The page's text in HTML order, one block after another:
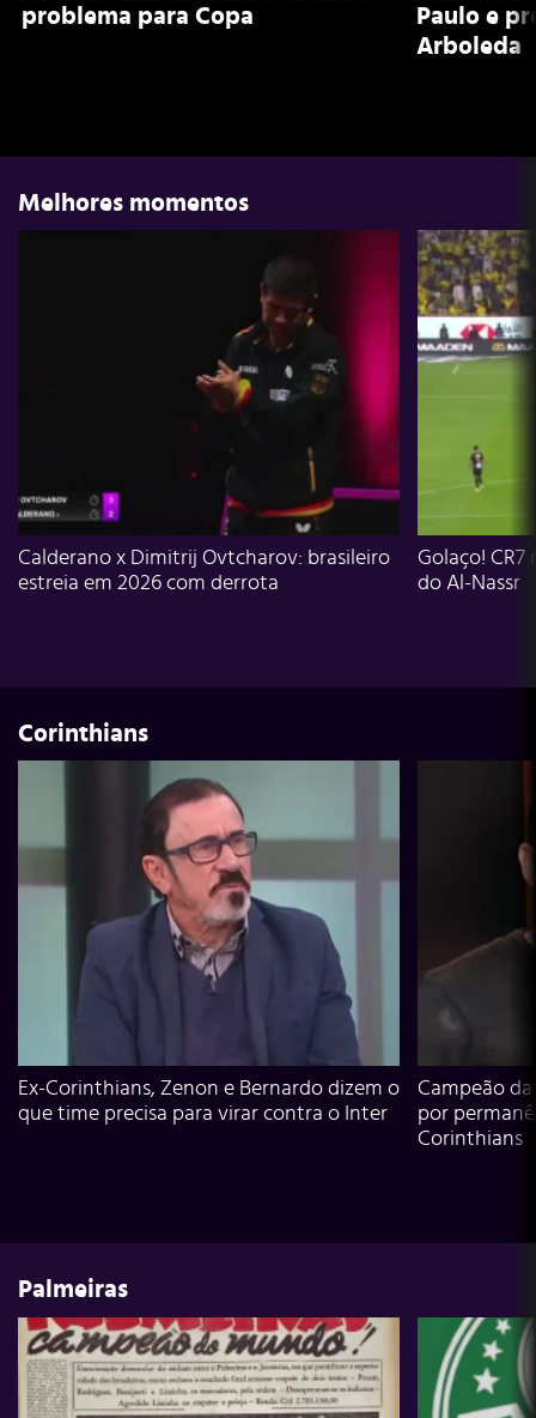
problema para Copa
Paulo e
Arboleda
Melhores momentos
Calderano x Dimitrij Ovtcharov: brasileiro
estreia em 2026 com derrota
Golaço!
do Al-Nassr
Corinthians
Ex-Corinthians, Zenon e Bernardo dizem o
que time precisa para virar contra o Inter
Campeão
por
Corinthians
Palmeiras